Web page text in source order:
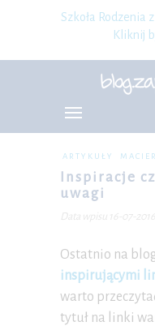
Szkoła Rodzenia
Kliknij
ARTYKUŁY
Inspiracje
uwagi
Data wpisu 16-07-2016
Ostatnio na
inspirującymi
warto
tytuł na linki